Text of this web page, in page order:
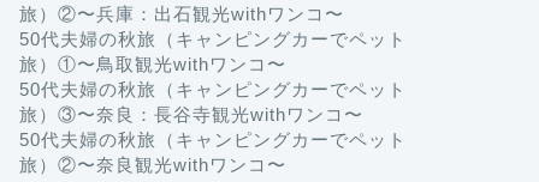
旅）②〜兵庫：出石観光withワンコ〜
50代夫婦の秋旅（キャンピングカーでペット
旅）①〜鳥取観光withワンコ〜
50代夫婦の秋旅（キャンピングカーでペット
旅）③〜奈良：長谷寺観光withワンコ〜
50代夫婦の秋旅（キャンピングカーでペット
旅）②〜奈良観光withワンコ〜